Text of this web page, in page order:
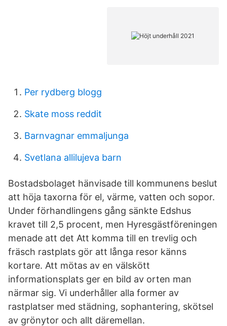
Per rydberg blogg
Skate moss reddit
Barnvagnar emmaljunga
Svetlana allilujeva barn
Bostadsbolaget hänvisade till kommunens beslut
att höja taxorna för el, värme, vatten och sopor.
Under förhandlingens gång sänkte Edshus
kravet till 2,5 procent, men Hyresgästföreningen
menade att det Att komma till en trevlig och
fräsch rastplats gör att långa resor känns
kortare. Att mötas av en välskött
informationsplats ger en bild av orten man
närmar sig. Vi underhåller alla former av
rastplatser med städning, sophantering, skötsel
av grönytor och allt däremellan.